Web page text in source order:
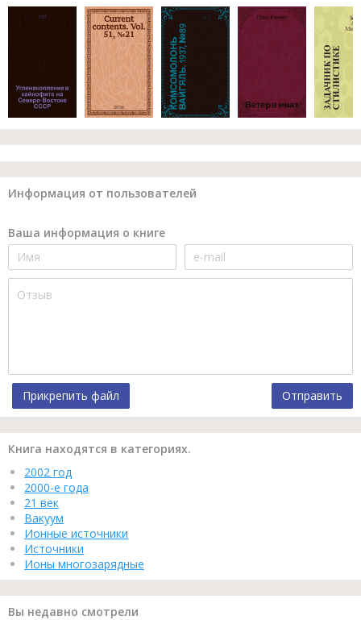
Информация от пользователей
Ваша информация о книге
Прикрепить файл Отправить
Книга находятся в категориях.
2002 год
2000-е года
21 век
Вакуум
Ионные источники
Источники
Ионы многозарядные
Вы недавно смотрели